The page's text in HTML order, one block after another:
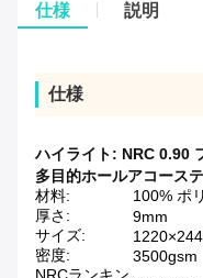
仕様 説明
仕様
ハイライト: NRC 0.90
多目的ホールアコース
材料:
100% ポ
厚さ:
9mm
サイズ:
密度:
3500gsm